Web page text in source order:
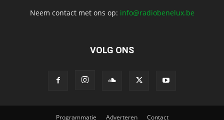
Neem contact met ons op: info@radiobenelux.be
VOLG ONS
Programmatie Adverteren Contact